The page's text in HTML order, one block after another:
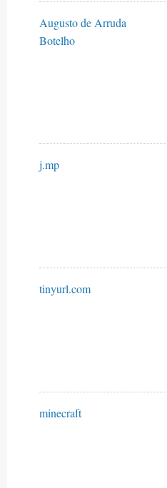
Augusto de Arruda
Botelho
j.mp
tinyurl.com
minecraft